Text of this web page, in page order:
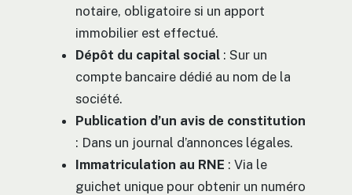
notaire, obligatoire si un apport
immobilier est effectué.
Dépôt du capital social : Sur un
compte bancaire dédié au nom de la
société.
Publication d’un avis de constitution
: Dans un journal d’annonces légales.
Immatriculation au RNE : Via le
guichet unique pour obtenir un numéro